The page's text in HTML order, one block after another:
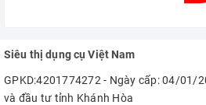
Siêu thị dụng cụ Việt Nam
GPKD:4201774272 - Ngày cấp: 04/01/
và đầu tư tỉnh Khánh Hòa